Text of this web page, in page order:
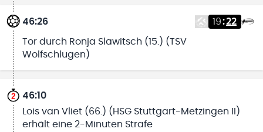
46:26 19:22
Tor durch Ronja Slawitsch (15.) (TSV
Wolfschlugen)
46:10
Lois van Vliet (66.) (HSG Stuttgart-Metzingen II)
erhält eine 2-Minuten Strafe